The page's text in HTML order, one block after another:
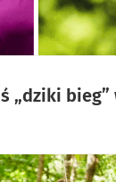
„dziki bieg”